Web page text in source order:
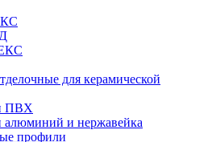
для керамической
ПВХ
и нержавейка
профили